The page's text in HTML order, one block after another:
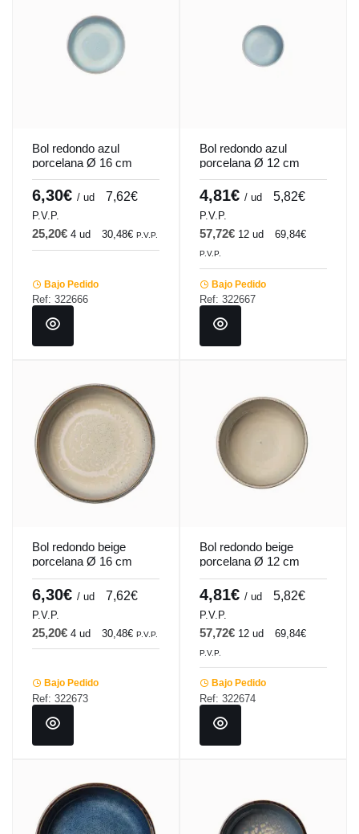
Bol redondo azul
porcelana Ø 16 cm
Azure Accolade
6,30€ / ud 7,62€
P.V.P.
25,20€ 4 ud 30,48€ P.V.P.
Bajo Pedido
Ref: 322666
Bol redondo azul
porcelana Ø 12 cm
Azure Accolade
4,81€ / ud 5,82€
P.V.P.
57,72€ 12 ud 69,84€
P.V.P.
Bajo Pedido
Ref: 322667
Bol redondo beige
porcelana Ø 16 cm
Savanna Accolade
6,30€ / ud 7,62€
P.V.P.
25,20€ 4 ud 30,48€ P.V.P.
Bajo Pedido
Ref: 322673
Bol redondo beige
porcelana Ø 12 cm
Savanna Accolade
4,81€ / ud 5,82€
P.V.P.
57,72€ 12 ud 69,84€
P.V.P.
Bajo Pedido
Ref: 322674